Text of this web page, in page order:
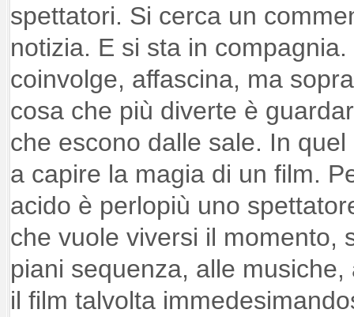
spettatori. Si cerca un
notizia. E si sta in
coinvolge, affascina, ma
cosa che più diverte è
che escono dalle sale. In
a capire la magia di un film.
acido è perlopiù uno
che vuole viversi il momento,
piani sequenza, alle
il film talvolta